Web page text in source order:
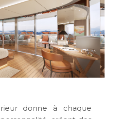
donne à chaque